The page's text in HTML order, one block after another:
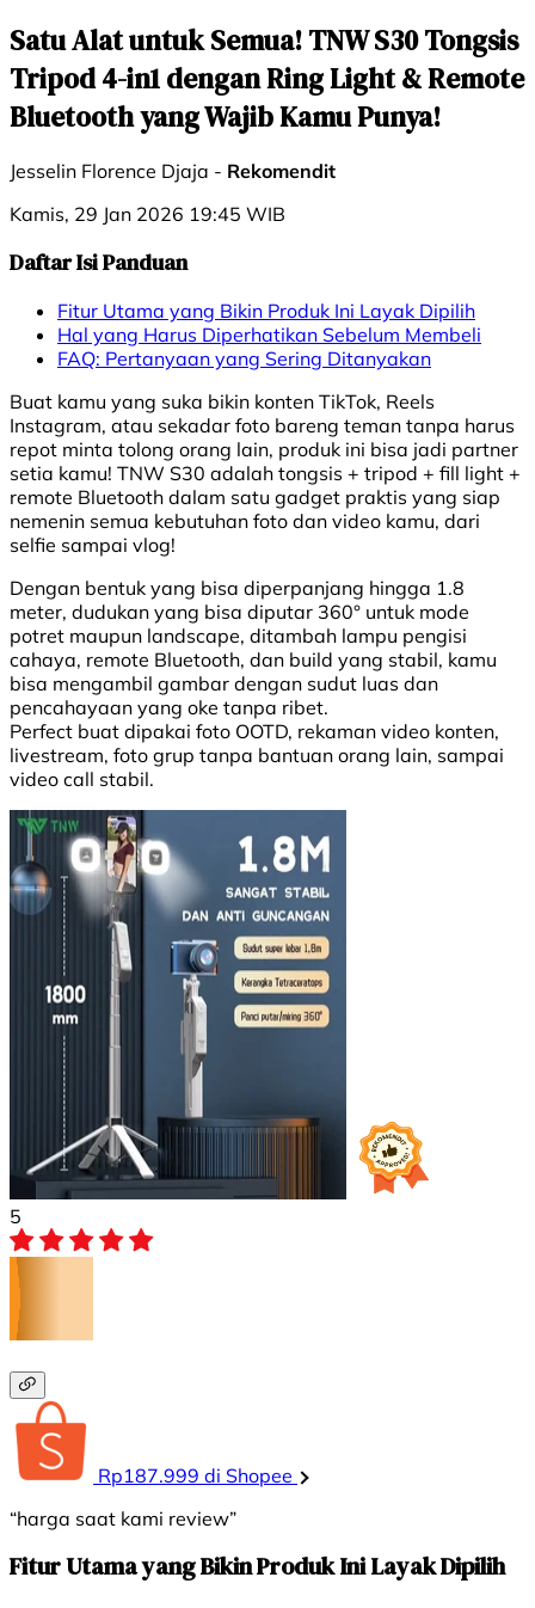
Satu Alat untuk Semua! TNW S30 Tongsis
Tripod 4-in1 dengan Ring Light & Remote
Bluetooth yang Wajib Kamu Punya!
Jesselin Florence Djaja - Rekomendit
Kamis, 29 Jan 2026 19:45 WIB
Daftar Isi Panduan
Fitur Utama yang Bikin Produk Ini Layak Dipilih
Hal yang Harus Diperhatikan Sebelum Membeli
FAQ: Pertanyaan yang Sering Ditanyakan
Buat kamu yang suka bikin konten TikTok, Reels
Instagram, atau sekadar foto bareng teman tanpa harus
repot minta tolong orang lain, produk ini bisa jadi partner
setia kamu! TNW S30 adalah tongsis + tripod + fill light +
remote Bluetooth dalam satu gadget praktis yang siap
nemenin semua kebutuhan foto dan video kamu, dari
selfie sampai vlog!
Dengan bentuk yang bisa diperpanjang hingga 1.8
meter, dudukan yang bisa diputar 360° untuk mode
potret maupun landscape, ditambah lampu pengisi
cahaya, remote Bluetooth, dan build yang stabil, kamu
bisa mengambil gambar dengan sudut luas dan
pencahayaan yang oke tanpa ribet.
Perfect buat dipakai foto OOTD, rekaman video konten,
livestream, foto grup tanpa bantuan orang lain, sampai
video call stabil.
5
Rp187.999 di Shopee
“harga saat kami review”
Fitur Utama yang Bikin Produk Ini Layak Dipilih